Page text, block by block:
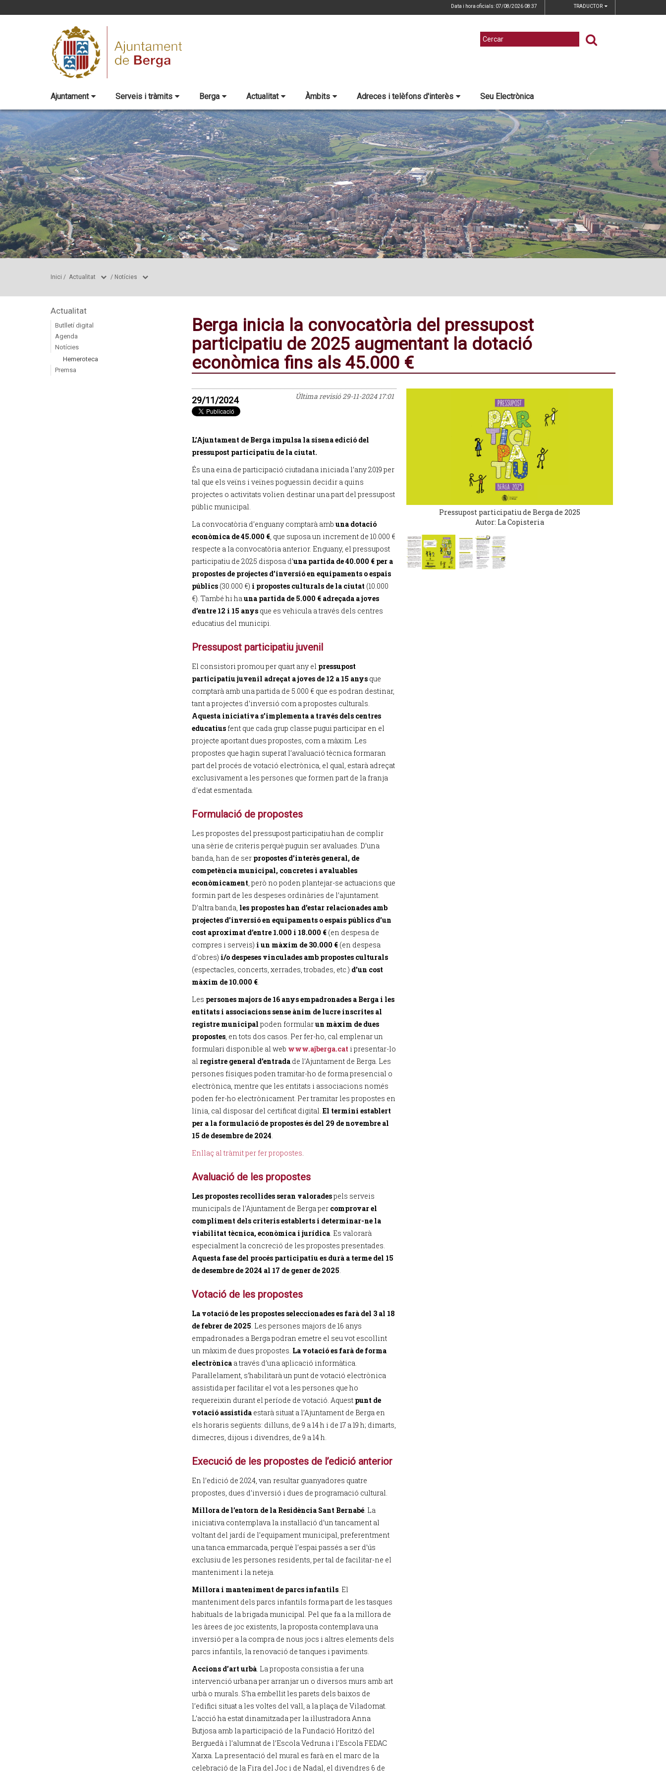
Data i hora oficials: 07/08/2026 08:37 TRADUCTOR
Ajuntament Serveis i tràmits Berga Actualitat Àmbits Adreces i telèfons d'interès Seu Electrònica
Inici / Actualitat / Notícies
Actualitat
Butlletí digital
Agenda
Notícies
Hemeroteca
Premsa
Berga inicia la convocatòria del pressupost
participatiu de 2025 augmentant la dotació
econòmica fins als 45.000 €
Última revisió29-11-2024 17:01
29/11/2024
L’Ajuntament de Berga impulsa la sisena edició del
pressupost participatiu de la ciutat.
És una eina de participació ciutadana iniciada l’any 2019 per
tal que els veïns i veïnes poguessin decidir a quins
projectes o activitats volien destinar una part del pressupost
públic municipal.
La convocatòria d’enguany comptarà amb una dotació
econòmica de 45.000 €, que suposa un increment de 10.000 €
respecte a la convocatòria anterior. Enguany, el pressupost
participatiu de 2025 disposa d’una partida de 40.000 € per a
propostes de projectes d’inversió en equipaments o espais
públics (30.000 €) i propostes culturals de la ciutat (10.000
€). També hi hauna partida de 5.000 € adreçada a joves
d’entre 12 i 15 anys que es vehicula a través dels centres
educatius del municipi.
Pressupost participatiu juvenil
El consistori promou per quart any el pressupost
participatiu juvenil adreçat a joves de 12 a 15 anys que
comptarà amb una partida de 5.000 € que es podran destinar,
tant a projectes d’inversió com a propostes culturals.
Aquesta iniciativa s’implementa a través dels centres
educatiusfent que cada grup classe pugui participar en el
projecte aportant dues propostes, com a màxim. Les
propostes que hagin superat l’avaluació tècnica formaran
part del procés de votació electrònica, el qual, estarà adreçat
exclusivament a les persones que formen part de la franja
d’edat esmentada.
Formulació de propostes
Les propostes del pressupost participatiu han de complir
una sèrie de criteris perquè puguin ser avaluades. D’una
banda, han de ser propostes d’interès general, de
competència municipal, concretes i avaluables
econòmicament, però no poden plantejar-se actuacions que
formin part de les despeses ordinàries de l’ajuntament.
D’altra banda, les propostes han d’estar relacionades amb
projectes d’inversió en equipaments o espais públics d’un
cost aproximat d’entre 1.000 i 18.000 € (en despesa de
compres i serveis) i un màxim de 30.000 € (en despesa
d’obres) i/o despeses vinculades amb propostes culturals
(espectacles, concerts, xerrades, trobades, etc.) d’un cost
màxim de 10.000 €.
Les persones majors de 16 anys empadronades a Berga i les
entitats i associacions sense ànim de lucre inscrites al
registre municipal poden formularun màxim de dues
propostes, en tots dos casos. Per fer-ho, cal emplenar un
formulari disponible al web www.ajberga.cat i presentar-lo
al registre general d’entrada de l’Ajuntament de Berga. Les
persones físiques poden tramitar-ho de forma presencial o
electrònica, mentre que les entitats i associacions només
poden fer-ho electrònicament. Per tramitar les propostes en
línia, cal disposar del certificat digital. El termini establert
per a la formulació de propostes és del 29 de novembre al
15 de desembre de 2024.
Enllaç al tràmit per fer propostes.
Avaluació de les propostes
Les propostes recollides seran valoradespels serveis
municipals de l’Ajuntament de Berga per comprovar el
compliment dels criteris establerts i determinar-ne la
viabilitat tècnica, econòmica i jurídica. Es valorarà
especialment la concreció de les propostes presentades.
Aquesta fase del procés participatiu es durà a terme del 15
de desembre de 2024 al 17 de gener de 2025.
Votació de les propostes
La votació de les propostes seleccionades es farà del 3 al 18
de febrer de 2025. Les persones majors de 16 anys
empadronades a Berga podran emetre el seu vot escollint
un màxim de dues propostes. La votació es farà de forma
electrònica a través d’una aplicació informàtica.
Paral·lelament, s’habilitarà un punt de votació electrònica
assistida per facilitar el vot a les persones que ho
requereixin durant el període de votació. Aquest punt de
votació assistida estarà situat a l’Ajuntament de Berga en
els horaris següents: dilluns, de 9 a 14 h i de 17 a 19 h; dimarts,
dimecres, dijous i divendres, de 9 a 14 h.
Execució de les propostes de l’edició anterior
En l’edició de 2024, van resultar guanyadores quatre
propostes, dues d’inversió i dues de programació cultural.
Millora de l’entorn de la Residència Sant Bernabé. La
iniciativa contemplava la instal·lació d’un tancament al
voltant del jardí de l’equipament municipal, preferentment
una tanca emmarcada, perquè l’espai passés a ser d’ús
exclusiu de les persones residents, per tal de facilitar-ne el
manteniment i la neteja.
Millora i manteniment de parcs infantils. El
manteniment dels parcs infantils forma part de les tasques
habituals de la brigada municipal. Pel que fa a la millora de
les àrees de joc existents, la proposta contemplava una
inversió per a la compra de nous jocs i altres elements dels
parcs infantils, la renovació de tanques i paviments.
Accions d’art urbà. La proposta consistia a fer una
intervenció urbana per arranjar un o diversos murs amb art
urbà o murals. S’ha embellit les parets dels baixos de
l’edifici situat a les voltes del vall, a la plaça de Viladomat.
L’acció ha estat dinamitzada per la il·lustradora Anna
Butjosa amb la participació de la Fundació Horitzó del
Berguedà i l’alumnat de l’Escola Vedruna i l’Escola FEDAC
Xarxa. La presentació del mural es farà en el marc de la
celebració de la Fira del Joc i de Nadal, el divendres 6 de
Pressupost participatiu de Berga de 2025
Autor: La Copisteria